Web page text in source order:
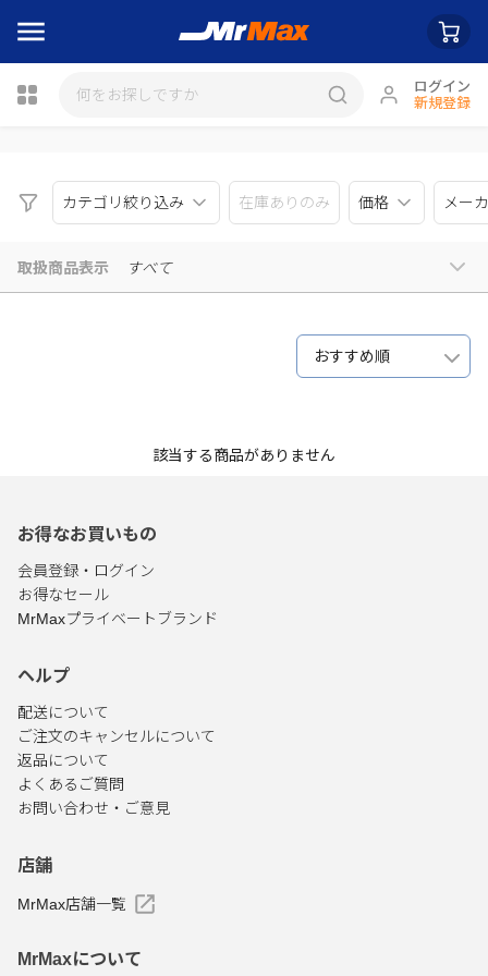
ログイン
新規登録
カテゴリ絞り込み 在庫ありのみ 価格 メー
取扱商品表示 すべて
おすすめ順
該当する商品がありません
お得なお買いもの
会員登録・ログイン
お得なセール
MrMaxプライベートブランド
ヘルプ
配送について
ご注文のキャンセルについて
返品について
よくあるご質問
お問い合わせ・ご意見
店舗
MrMax店舗一覧
MrMaxについて